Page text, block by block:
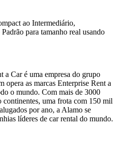
ao Intermediário,
para tamanho real usando
a Car é uma empresa do grupo
opera as marcas Enterprise Rent a
o mundo. Com mais de 3000
continentes, uma frota com 150 mil
por ano, a Alamo se
líderes de car rental do mundo.